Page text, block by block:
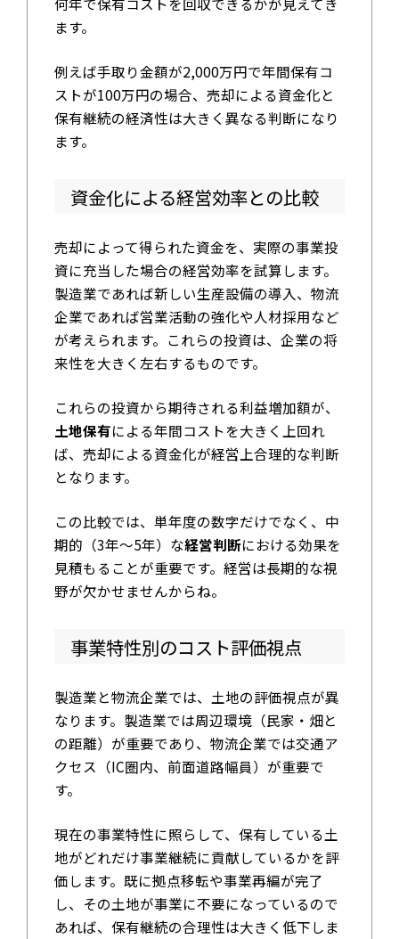
ます。
例えば手取り金額が2,000万円で年間保有コ
ストが100万円の場合、売却による資金化と
保有継続の経済性は大きく異なる判断になり
ます。
資金化による経営効率との比較
売却によって得られた資金を、実際の事業投
資に充当した場合の経営効率を試算します。
製造業であれば新しい生産設備の導入、物流
企業であれば営業活動の強化や人材採用など
が考えられます。これらの投資は、企業の将
来性を大きく左右するものです。
これらの投資から期待される利益増加額が、
土地保有による年間コストを大きく上回れ
ば、売却による資金化が経営上合理的な判断
となります。
この比較では、単年度の数字だけでなく、中
期的（3年～5年）な経営判断における効果を
見積もることが重要です。経営は長期的な視
野が欠かせませんからね。
事業特性別のコスト評価視点
製造業と物流企業では、土地の評価視点が異
なります。製造業では周辺環境（民家・畑と
の距離）が重要であり、物流企業では交通ア
クセス（IC圏内、前面道路幅員）が重要で
す。
現在の事業特性に照らして、保有している土
地がどれだけ事業継続に貢献しているかを評
価します。既に拠点移転や事業再編が完了
し、その土地が事業に不要になっているので
あれば、保有継続の合理性は大きく低下しま